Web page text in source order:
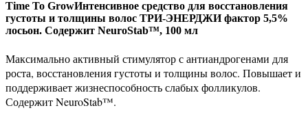
Time To GrowИнтенсивное средство для восстановления
густоты и толщины волос ТРИ-ЭНЕРДЖИ фактор 5,5%
лосьон. Содержит NeuroStab™, 100 мл
Максимально активный стимулятор с антиандрогенами для
роста, восстановления густоты и толщины волос. Повышает и
поддерживает жизнеспособность слабых фолликулов.
Содержит NeuroStab™.